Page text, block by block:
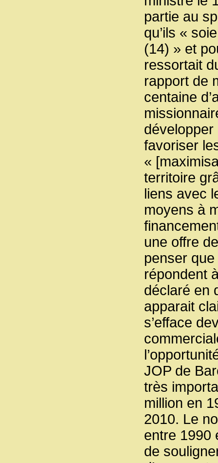
partie au
qu’ils «
(14) » et
ressortait
rapport de
centaine
favoriser
«
territoire
liens avec
moyens à
une offre
penser
répondent
déclaré en
apparait
s’efface
JOP de
très
million en
2010. Le
entre 1990
de